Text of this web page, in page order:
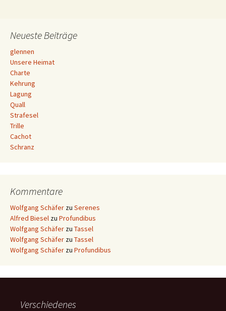
Neueste Beiträge
glennen
Unsere Heimat
Charte
Kehrung
Lagung
Quall
Strafesel
Trille
Cachot
Schranz
Kommentare
Wolfgang Schäfer zu Serenes
Alfred Biesel zu Profundibus
Wolfgang Schäfer zu Tassel
Wolfgang Schäfer zu Tassel
Wolfgang Schäfer zu Profundibus
Verschiedenes